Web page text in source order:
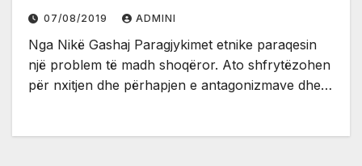
07/08/2019 ADMINI
Nga Nikë Gashaj Paragjykimet etnike paraqesin
një problem të madh shoqëror. Ato shfrytëzohen
për nxitjen dhe përhapjen e antagonizmave dhe…